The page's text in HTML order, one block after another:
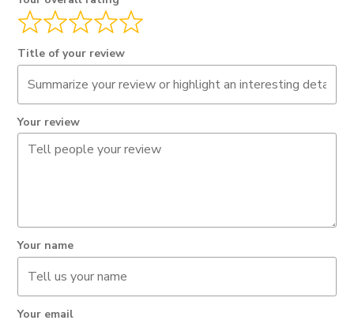
Title of your review
Your review
Your name
Your email